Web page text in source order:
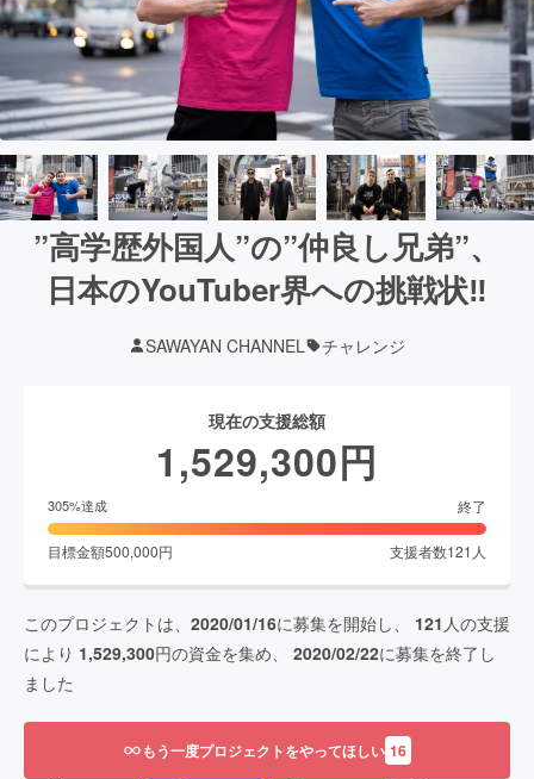
”高学歴外国人”の”仲良し兄弟”、
日本のYouTuber界への挑戦状‼
SAWAYAN CHANNEL チャレンジ
現在の支援総額
1,529,300円
305%達成 終了
目標金額500,000円 支援者数121 人
このプロジェクトは、 2020/01/16に募集を開始し、 121 人の支援
により 1,529,300円の資金を集め、 2020/02/22に募集を終了し
ました
もう一度プロジェクトをやってほしい 16